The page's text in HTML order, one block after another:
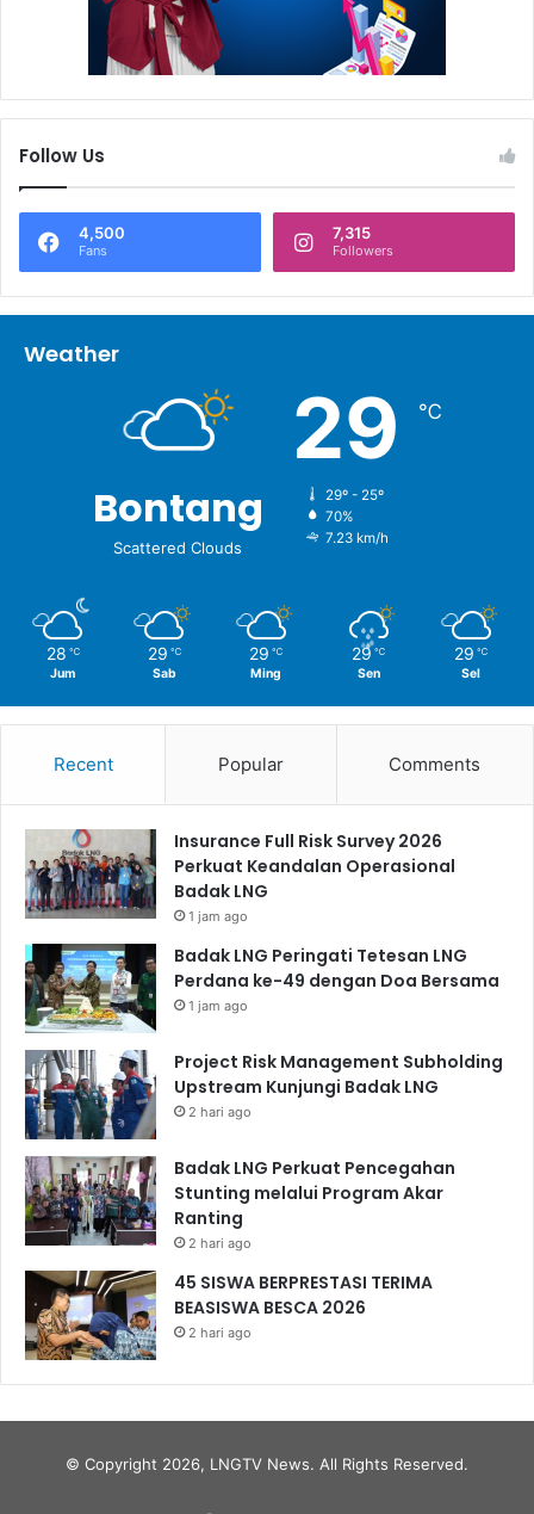
Follow Us
4,500
Fans
7,315
Followers
Weather
Bontang
Scattered Clouds
29 ℃
29º - 25º
70%
7.23 km/h
28 ℃
Jum
29 ℃
Sab
29 ℃
Ming
29 ℃
Sen
29 ℃
Sel
Recent Popular Comments
Insurance Full Risk Survey 2026
Perkuat Keandalan Operasional
Badak LNG
1 jam ago
Badak LNG Peringati Tetesan LNG
Perdana ke-49 dengan Doa Bersama
1 jam ago
Project Risk Management Subholding
Upstream Kunjungi Badak LNG
2 hari ago
Badak LNG Perkuat Pencegahan
Stunting melalui Program Akar
Ranting
2 hari ago
45 SISWA BERPRESTASI TERIMA
BEASISWA BESCA 2026
2 hari ago
© Copyright 2026, LNGTV News. All Rights Reserved.